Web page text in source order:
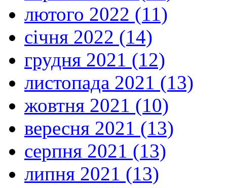
лютого 2022 (11)
січня 2022 (14)
грудня 2021 (12)
листопада 2021 (13)
жовтня 2021 (10)
вересня 2021 (13)
серпня 2021 (13)
липня 2021 (13)